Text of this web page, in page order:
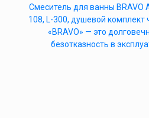
Cмеситель для ванны BRAVO
108, L-300, душевой комплект
«BRAVO» — это
безотказность в